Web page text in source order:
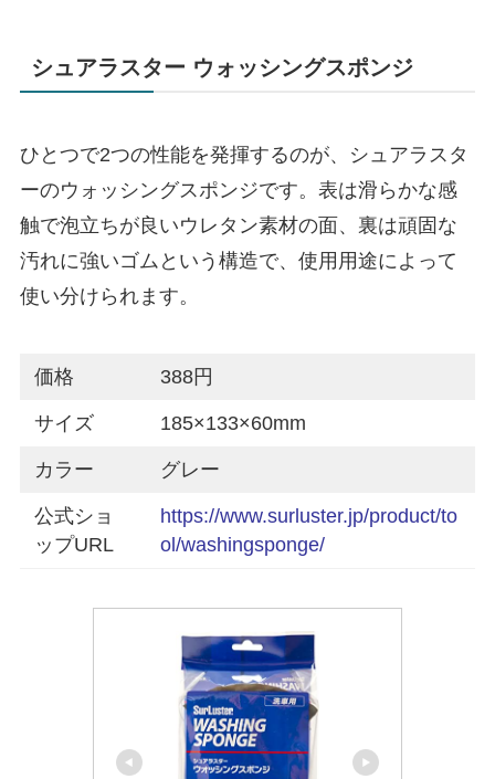
シュアラスター ウォッシングスポンジ
ひとつで2つの性能を発揮するのが、シュアラスタ
ーのウォッシングスポンジです。表は滑らかな感
触で泡立ちが良いウレタン素材の面、裏は頑固な
汚れに強いゴムという構造で、使用用途によって
使い分けられます。
価格 388円
サイズ 185×133×60mm
カラー グレー
公式ショ
ップURL
https://www.surluster.jp/product/to
ol/washingsponge/